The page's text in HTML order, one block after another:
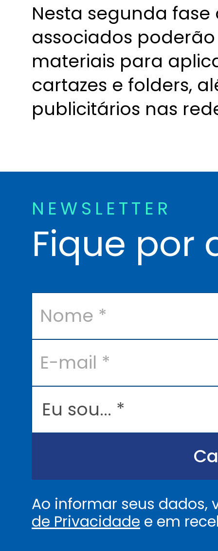
Nesta segunda
associados
materiais para
cartazes e folders,
publicitários nas
NEWSLETTER
Fique por
N
E
lE
.
Ao informar seus
de Privacidade e em